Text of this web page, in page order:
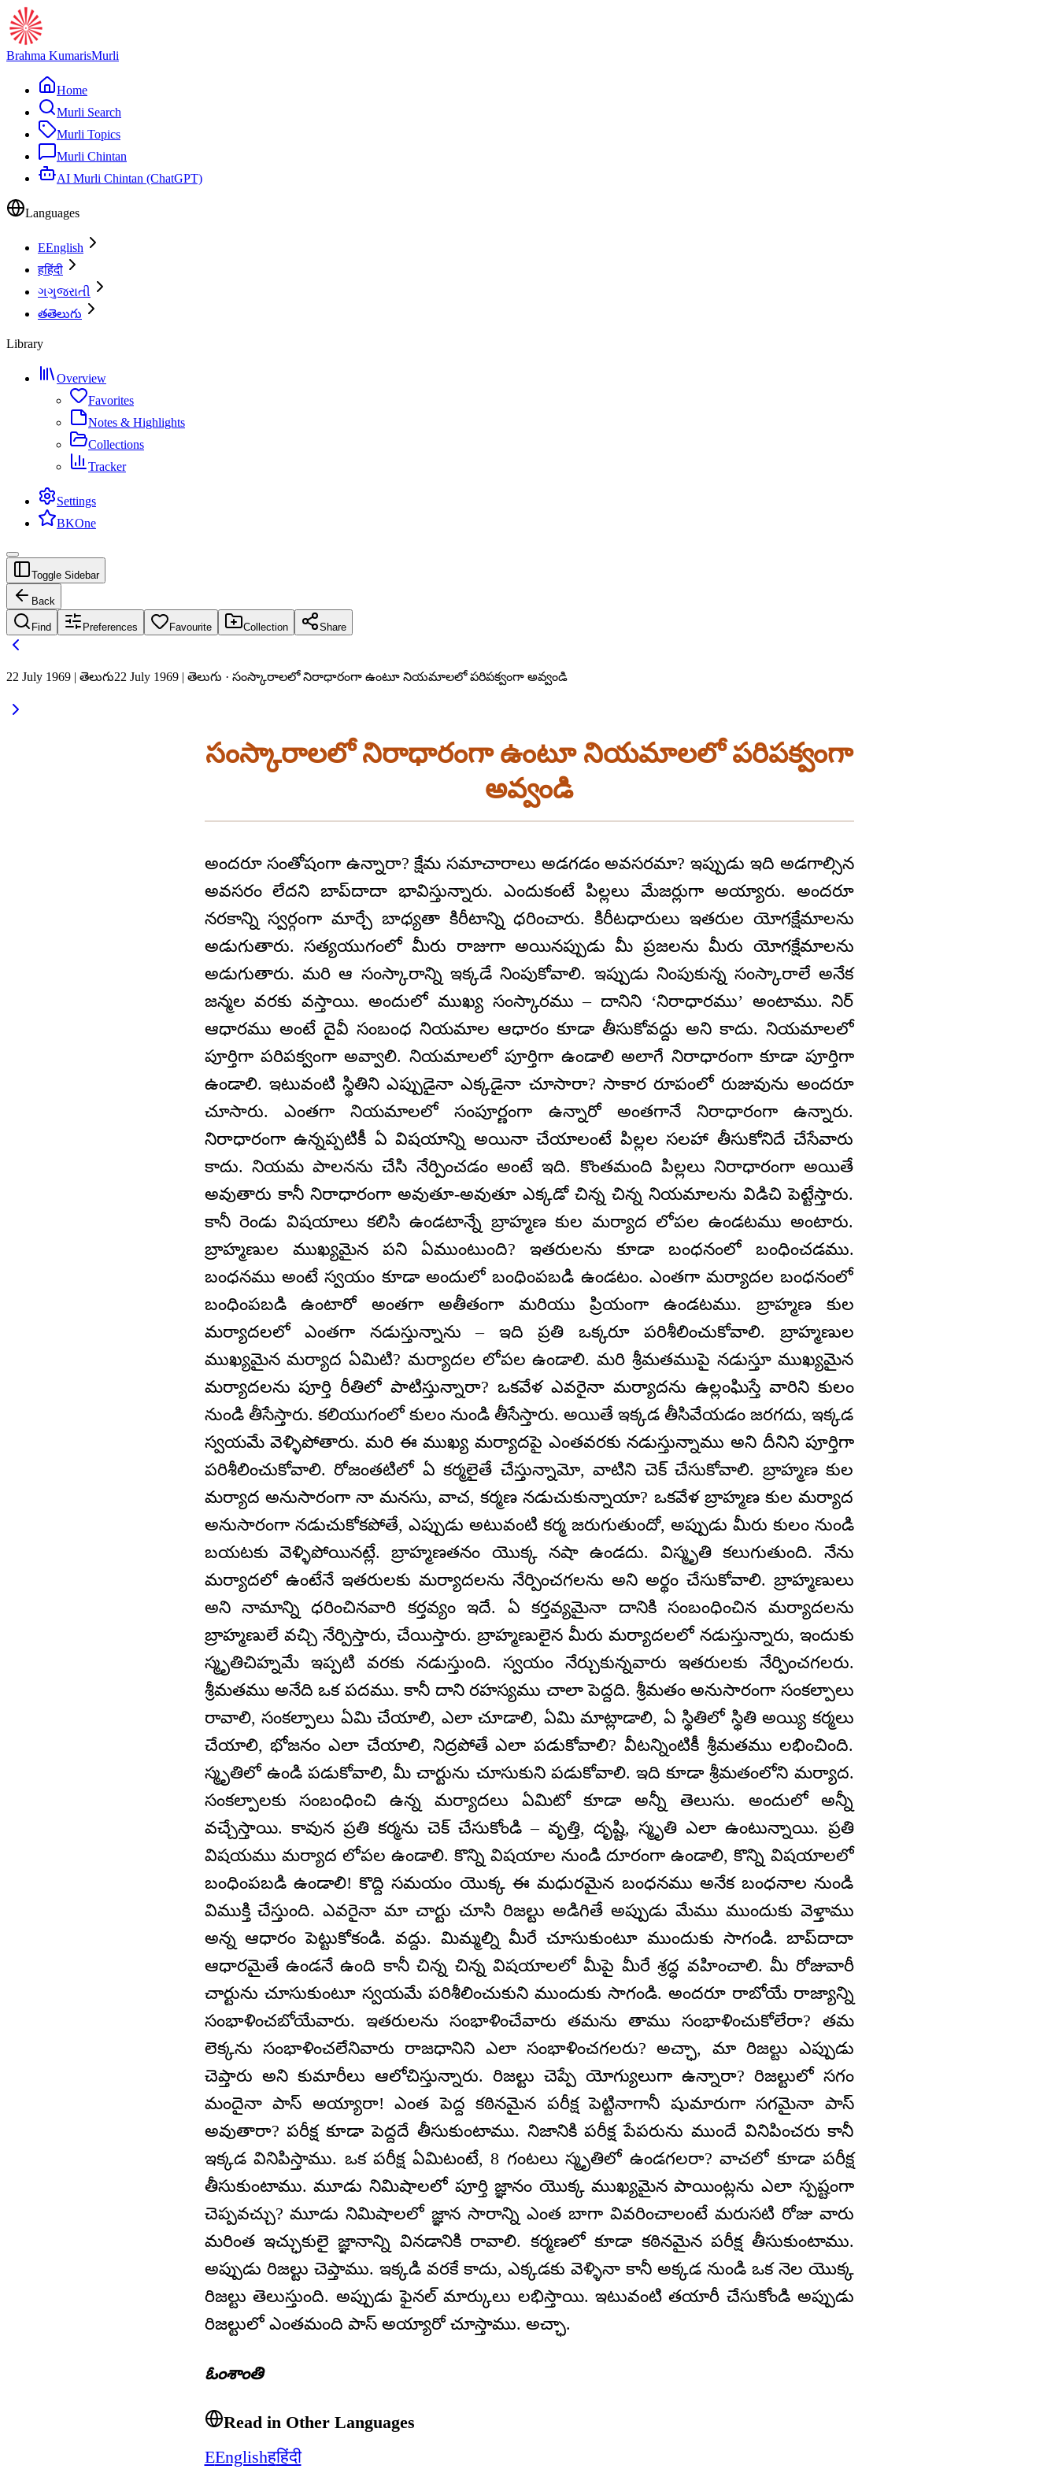
Brahma KumarisMurli
Home
Murli Search
Murli Topics
Murli Chintan
AI Murli Chintan (ChatGPT)
Languages
EEnglish
हहिंदी
ગગુજરાતી
తతెలుగు
Library
Overview
Favorites
Notes & Highlights
Collections
Tracker
Settings
BKOne
Toggle Sidebar
Back
Find Preferences Favourite Collection Share
22 July 1969 | తెలుగు22 July 1969 | తెలుగు · సంస్కారాలలో నిరాధారంగా ఉంటూ నియమాలలో పరిపక్వంగా అవ్వండి
సంస్కారాలలో నిరాధారంగా ఉంటూ నియమాలలో పరిపక్వంగా
అవ్వండి
అందరూ సంతోషంగా ఉన్నారా? క్షేమ సమాచారాలు అడగడం అవసరమా? ఇప్పుడు ఇది అడగాల్సిన
అవసరం లేదని బాప్‌దాదా భావిస్తున్నారు. ఎందుకంటే పిల్లలు మేజర్లుగా అయ్యారు. అందరూ
నరకాన్ని స్వర్గంగా మార్చే బాధ్యతా కిరీటాన్ని ధరించారు. కిరీటధారులు ఇతరుల యోగక్షేమాలను
అడుగుతారు. సత్యయుగంలో మీరు రాజుగా అయినప్పుడు మీ ప్రజలను మీరు యోగక్షేమాలను
అడుగుతారు. మరి ఆ సంస్కారాన్ని ఇక్కడే నింపుకోవాలి. ఇప్పుడు నింపుకున్న సంస్కారాలే అనేక
జన్మల వరకు వస్తాయి. అందులో ముఖ్య సంస్కారము – దానిని ‘నిరాధారము’ అంటాము. నిర్
ఆధారము అంటే దైవీ సంబంధ నియమాల ఆధారం కూడా తీసుకోవద్దు అని కాదు. నియమాలలో
పూర్తిగా పరిపక్వంగా అవ్వాలి. నియమాలలో పూర్తిగా ఉండాలి అలాగే నిరాధారంగా కూడా పూర్తిగా
ఉండాలి. ఇటువంటి స్థితిని ఎప్పుడైనా ఎక్కడైనా చూసారా? సాకార రూపంలో రుజువును అందరూ
చూసారు. ఎంతగా నియమాలలో సంపూర్ణంగా ఉన్నారో అంతగానే నిరాధారంగా ఉన్నారు.
నిరాధారంగా ఉన్నప్పటికీ ఏ విషయాన్ని అయినా చేయాలంటే పిల్లల సలహా తీసుకోనిదే చేసేవారు
కాదు. నియమ పాలనను చేసి నేర్పించడం అంటే ఇది. కొంతమంది పిల్లలు నిరాధారంగా అయితే
అవుతారు కానీ నిరాధారంగా అవుతూ-అవుతూ ఎక్కడో చిన్న చిన్న నియమాలను విడిచి పెట్టేస్తారు.
కానీ రెండు విషయాలు కలిసి ఉండటాన్నే బ్రాహ్మణ కుల మర్యాద లోపల ఉండటము అంటారు.
బ్రాహ్మణుల ముఖ్యమైన పని ఏముంటుంది? ఇతరులను కూడా బంధనంలో బంధించడము.
బంధనము అంటే స్వయం కూడా అందులో బంధింపబడి ఉండటం. ఎంతగా మర్యాదల బంధనంలో
బంధింపబడి ఉంటారో అంతగా అతీతంగా మరియు ప్రియంగా ఉండటము. బ్రాహ్మణ కుల
మర్యాదలలో ఎంతగా నడుస్తున్నాను – ఇది ప్రతి ఒక్కరూ పరిశీలించుకోవాలి. బ్రాహ్మణుల
ముఖ్యమైన మర్యాద ఏమిటి? మర్యాదల లోపల ఉండాలి. మరి శ్రీమతముపై నడుస్తూ ముఖ్యమైన
మర్యాదలను పూర్తి రీతిలో పాటిస్తున్నారా? ఒకవేళ ఎవరైనా మర్యాదను ఉల్లంఘిస్తే వారిని కులం
నుండి తీసేస్తారు. కలియుగంలో కులం నుండి తీసేస్తారు. అయితే ఇక్కడ తీసివేయడం జరగదు, ఇక్కడ
స్వయమే వెళ్ళిపోతారు. మరి ఈ ముఖ్య మర్యాదపై ఎంతవరకు నడుస్తున్నాము అని దీనిని పూర్తిగా
పరిశీలించుకోవాలి. రోజంతటిలో ఏ కర్మలైతే చేస్తున్నామో, వాటిని చెక్ చేసుకోవాలి. బ్రాహ్మణ కుల
మర్యాద అనుసారంగా నా మనసు, వాచ, కర్మణ నడుచుకున్నాయా? ఒకవేళ బ్రాహ్మణ కుల మర్యాద
అనుసారంగా నడుచుకోకపోతే, ఎప్పుడు అటువంటి కర్మ జరుగుతుందో, అప్పుడు మీరు కులం నుండి
బయటకు వెళ్ళిపోయినట్లే. బ్రాహ్మణతనం యొక్క నషా ఉండదు. విస్మృతి కలుగుతుంది. నేను
మర్యాదలో ఉంటేనే ఇతరులకు మర్యాదలను నేర్పించగలను అని అర్థం చేసుకోవాలి. బ్రాహ్మణులు
అని నామాన్ని ధరించినవారి కర్తవ్యం ఇదే. ఏ కర్తవ్యమైనా దానికి సంబంధించిన మర్యాదలను
బ్రాహ్మణులే వచ్చి నేర్పిస్తారు, చేయిస్తారు. బ్రాహ్మణులైన మీరు మర్యాదలలో నడుస్తున్నారు, ఇందుకు
స్మృతిచిహ్నమే ఇప్పటి వరకు నడుస్తుంది. స్వయం నేర్చుకున్నవారు ఇతరులకు నేర్పించగలరు.
శ్రీమతము అనేది ఒక పదము. కానీ దాని రహస్యము చాలా పెద్దది. శ్రీమతం అనుసారంగా సంకల్పాలు
రావాలి, సంకల్పాలు ఏమి చేయాలి, ఎలా చూడాలి, ఏమి మాట్లాడాలి, ఏ స్థితిలో స్థితి అయ్యి కర్మలు
చేయాలి, భోజనం ఎలా చేయాలి, నిద్రపోతే ఎలా పడుకోవాలి? వీటన్నింటికీ శ్రీమతము లభించింది.
స్మృతిలో ఉండి పడుకోవాలి, మీ చార్టును చూసుకుని పడుకోవాలి. ఇది కూడా శ్రీమతంలోని మర్యాద.
సంకల్పాలకు సంబంధించి ఉన్న మర్యాదలు ఏమిటో కూడా అన్నీ తెలుసు. అందులో అన్నీ
వచ్చేస్తాయి. కావున ప్రతి కర్మను చెక్ చేసుకోండి – వృత్తి, దృష్టి, స్మృతి ఎలా ఉంటున్నాయి. ప్రతి
విషయము మర్యాద లోపల ఉండాలి. కొన్ని విషయాల నుండి దూరంగా ఉండాలి, కొన్ని విషయాలలో
బంధింపబడి ఉండాలి! కొద్ది సమయం యొక్క ఈ మధురమైన బంధనము అనేక బంధనాల నుండి
విముక్తి చేస్తుంది. ఎవరైనా మా చార్టు చూసి రిజల్టు అడిగితే అప్పుడు మేము ముందుకు వెళ్తాము
అన్న ఆధారం పెట్టుకోకండి. వద్దు. మిమ్మల్ని మీరే చూసుకుంటూ ముందుకు సాగండి. బాప్‌దాదా
ఆధారమైతే ఉండనే ఉంది కానీ చిన్న చిన్న విషయాలలో మీపై మీరే శ్రద్ధ వహించాలి. మీ రోజువారీ
చార్టును చూసుకుంటూ స్వయమే పరిశీలించుకుని ముందుకు సాగండి. అందరూ రాబోయే రాజ్యాన్ని
సంభాళించబోయేవారు. ఇతరులను సంభాళించేవారు తమను తాము సంభాళించుకోలేరా? తమ
లెక్కను సంభాళించలేనివారు రాజధానిని ఎలా సంభాళించగలరు? అచ్ఛా, మా రిజల్టు ఎప్పుడు
చెప్తారు అని కుమారీలు ఆలోచిస్తున్నారు. రిజల్టు చెప్పే యోగ్యులుగా ఉన్నారా? రిజల్టులో సగం
మందైనా పాస్ అయ్యారా! ఎంత పెద్ద కఠినమైన పరీక్ష పెట్టినాగానీ షుమారుగా సగమైనా పాస్
అవుతారా? పరీక్ష కూడా పెద్దదే తీసుకుంటాము. నిజానికి పరీక్ష పేపరును ముందే వినిపించరు కానీ
ఇక్కడ వినిపిస్తాము. ఒక పరీక్ష ఏమిటంటే, 8 గంటలు స్మృతిలో ఉండగలరా? వాచలో కూడా పరీక్ష
తీసుకుంటాము. మూడు నిమిషాలలో పూర్తి జ్ఞానం యొక్క ముఖ్యమైన పాయింట్లను ఎలా స్పష్టంగా
చెప్పవచ్చు? మూడు నిమిషాలలో జ్ఞాన సారాన్ని ఎంత బాగా వివరించాలంటే మరుసటి రోజు వారు
మరింత ఇచ్ఛుకులై జ్ఞానాన్ని వినడానికి రావాలి. కర్మణలో కూడా కఠినమైన పరీక్ష తీసుకుంటాము.
అప్పుడు రిజల్టు చెప్తాము. ఇక్కడి వరకే కాదు, ఎక్కడకు వెళ్ళినా కానీ అక్కడ నుండి ఒక నెల యొక్క
రిజల్టు తెలుస్తుంది. అప్పుడు ఫైనల్ మార్కులు లభిస్తాయి. ఇటువంటి తయారీ చేసుకోండి అప్పుడు
రిజల్టులో ఎంతమంది పాస్ అయ్యారో చూస్తాము. అచ్ఛా.
ఓంశాంతి
Read in Other Languages
EEnglishहहिंदी